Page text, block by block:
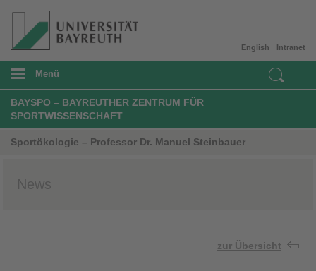
Intranet
English
Menü
BAYSPO – BAYREUTHER ZENTRUM FÜR
SPORTWISSENSCHAFT
Sportökologie – Professor Dr. Manuel Steinbauer
News
zur Übersicht